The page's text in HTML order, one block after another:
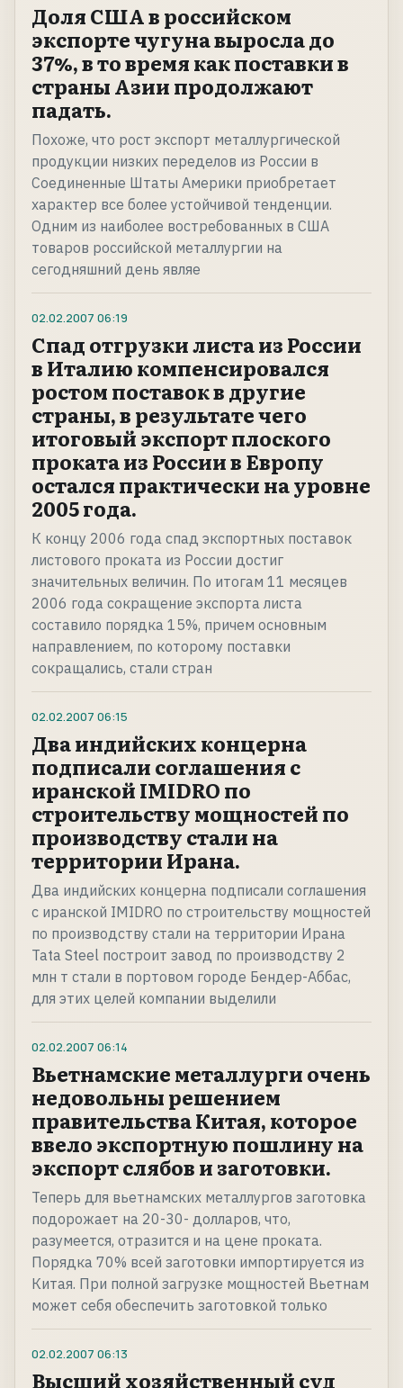
Доля США в российском
экспорте чугуна выросла до
37%, в то время как поставки в
страны Азии продолжают
падать.
Похоже, что рост экспорт металлургической
продукции низких переделов из России в
Соединенные Штаты Америки приобретает
характер все более устойчивой тенденции.
Одним из наиболее востребованных в США
товаров российской металлургии на
сегодняшний день являе
02.02.2007 06:19
Спад отгрузки листа из России
в Италию компенсировался
ростом поставок в другие
страны, в результате чего
итоговый экспорт плоского
проката из России в Европу
остался практически на уровне
2005 года.
К концу 2006 года спад экспортных поставок
листового проката из России достиг
значительных величин. По итогам 11 месяцев
2006 года сокращение экспорта листа
составило порядка 15%, причем основным
направлением, по которому поставки
сокращались, стали стран
02.02.2007 06:15
Два индийских концерна
подписали соглашения с
иранской IMIDRO по
строительству мощностей по
производству стали на
территории Ирана.
Два индийских концерна подписали соглашения
с иранской IMIDRO по строительству мощностей
по производству стали на территории Ирана
Tata Steel построит завод по производству 2
млн т стали в портовом городе Бендер-Аббас,
для этих целей компании выделили
02.02.2007 06:14
Вьетнамские металлурги очень
недовольны решением
правительства Китая, которое
ввело экспортную пошлину на
экспорт слябов и заготовки.
Теперь для вьетнамских металлургов заготовка
подорожает на 20-30- долларов, что,
разумеется, отразится и на цене проката.
Порядка 70% всей заготовки импортируется из
Китая. При полной загрузке мощностей Вьетнам
может себя обеспечить заготовкой только
02.02.2007 06:13
Высший хозяйственный суд